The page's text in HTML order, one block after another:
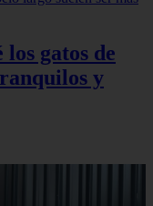
gatos de
y